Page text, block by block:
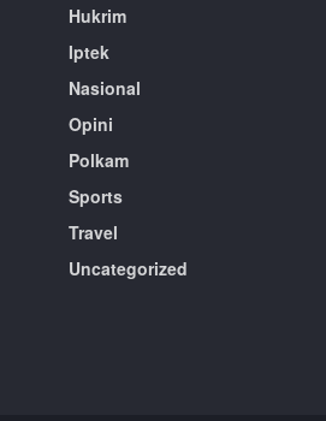
Hukrim
Iptek
Nasional
Opini
Polkam
Sports
Travel
Uncategorized